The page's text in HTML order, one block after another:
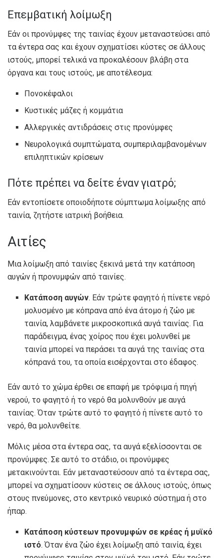
Επεμβατική λοίμωξη
Εάν οι προνύμφες της ταινίας έχουν μεταναστεύσει από
τα έντερα σας και έχουν σχηματίσει κύστες σε άλλους
ιστούς, μπορεί τελικά να προκαλέσουν βλάβη στα
όργανα και τους ιστούς, με αποτέλεσμα:
Πονοκέφαλοι
Κυστικές μάζες ή κομμάτια
Αλλεργικές αντιδράσεις στις προνύμφες
Νευρολογικά συμπτώματα, συμπεριλαμβανομένων
επιληπτικών κρίσεων
Πότε πρέπει να δείτε έναν γιατρό;
Εάν εντοπίσετε οποιοδήποτε σύμπτωμα λοίμωξης από
ταινία, ζητήστε ιατρική βοήθεια.
Αιτίες
Μια λοίμωξη από ταινίες ξεκινά μετά την κατάποση
αυγών ή προνυμφών από ταινίες.
Κατάποση αυγών. Εάν τρώτε φαγητό ή πίνετε νερό
μολυσμένο με κόπρανα από ένα άτομο ή ζώο με
ταινία, λαμβάνετε μικροσκοπικά αυγά ταινίας. Για
παράδειγμα, ένας χοίρος που έχει μολυνθεί με
ταινία μπορεί να περάσει τα αυγά της ταινίας στα
κόπρανά του, τα οποία εισέρχονται στο έδαφος.
Εάν αυτό το χώμα έρθει σε επαφή με τρόφιμα ή πηγή
νερού, το φαγητό ή το νερό θα μολυνθούν με αυγά
ταινίας. Όταν τρώτε αυτό το φαγητό ή πίνετε αυτό το
νερό, θα μολυνθείτε.
Μόλις μέσα στα έντερα σας, τα αυγά εξελίσσονται σε
προνύμφες. Σε αυτό το στάδιο, οι προνύμφες
μετακινούνται. Εάν μεταναστεύσουν από τα έντερα σας,
μπορεί να σχηματίσουν κύστεις σε άλλους ιστούς, όπως
στους πνεύμονες, στο κεντρικό νευρικό σύστημα ή στο
ήπαρ.
Κατάποση κύστεων προνυμφών σε κρέας ή μυϊκό
ιστό. Όταν ένα ζώο έχει λοίμωξη από ταινία, έχει